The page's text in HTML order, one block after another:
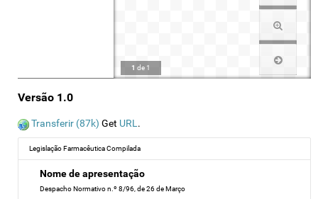
1 de 1
Versão 1.0
Transferir (87k) Get URL.
Legislação Farmacêutica Compilada
Nome de apresentação
Despacho Normativo n.º 8/96, de 26 de Março